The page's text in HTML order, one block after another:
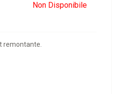
Non Disponibile
remontante.